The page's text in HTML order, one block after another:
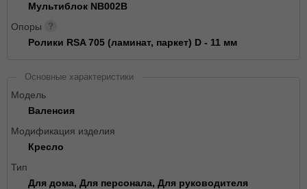
Мультиблок NB002B
Опоры
Ролики RSA 705 (ламинат, паркет) D - 11 мм
Основные характеристики
Модель
Валенсия
Модификация изделия
Кресло
Тип
Для дома, Для персонала, Для руководителя